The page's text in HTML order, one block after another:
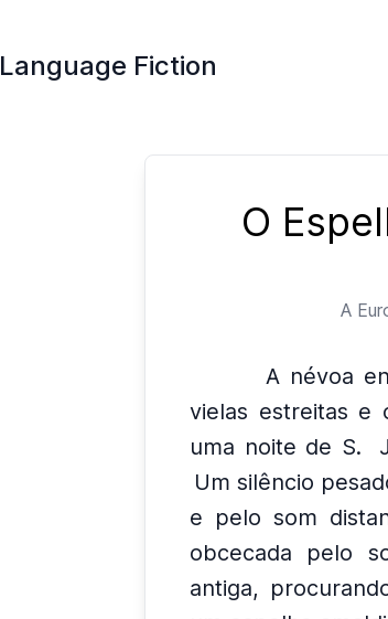
Language Fiction
O
A
A névoa
vielas estreitas e
uma noite de S.
Um silêncio
e pelo som
obcecada pelo
antiga,